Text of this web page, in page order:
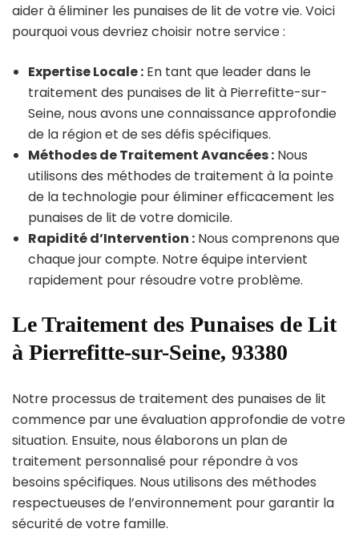
aider à éliminer les punaises de lit de votre vie. Voici
pourquoi vous devriez choisir notre service :
Expertise Locale : En tant que leader dans le
traitement des punaises de lit à Pierrefitte-sur-
Seine, nous avons une connaissance approfondie
de la région et de ses défis spécifiques.
Méthodes de Traitement Avancées : Nous
utilisons des méthodes de traitement à la pointe
de la technologie pour éliminer efficacement les
punaises de lit de votre domicile.
Rapidité d’Intervention : Nous comprenons que
chaque jour compte. Notre équipe intervient
rapidement pour résoudre votre problème.
Le Traitement des Punaises de Lit
à Pierrefitte-sur-Seine, 93380
Notre processus de traitement des punaises de lit
commence par une évaluation approfondie de votre
situation. Ensuite, nous élaborons un plan de
traitement personnalisé pour répondre à vos
besoins spécifiques. Nous utilisons des méthodes
respectueuses de l’environnement pour garantir la
sécurité de votre famille.